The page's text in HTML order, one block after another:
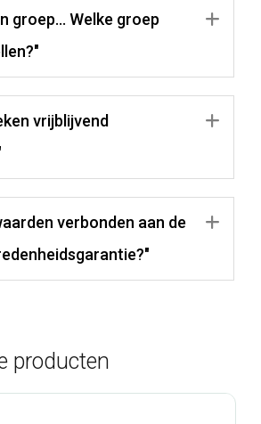
groep… Welke groep
vrijblijvend
verbonden aan de
producten